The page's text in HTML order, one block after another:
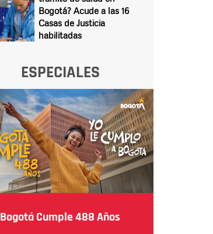
Bogotá? Acude a las 16
Casas de Justicia
habilitadas
ESPECIALES
Bogotá Cumple 488 Años